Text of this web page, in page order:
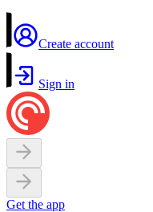
Create account
Sign in
Get the app